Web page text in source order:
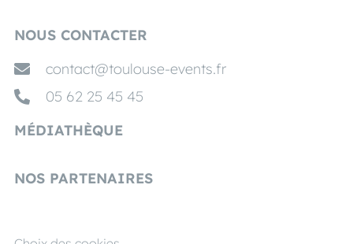
NOUS CONTACTER
contact@toulouse-events.fr
05 62 25 45 45
MÉDIATHÈQUE
NOS PARTENAIRES